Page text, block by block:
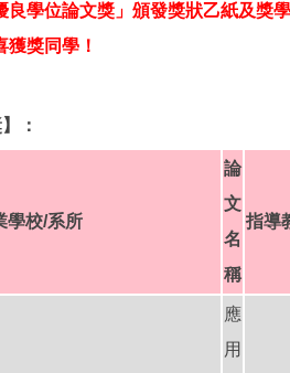
良學位論文獎」頒發獎狀乙紙及獎
獎同學！
：
學校/系所
論
文
名
稱
指導
應
用